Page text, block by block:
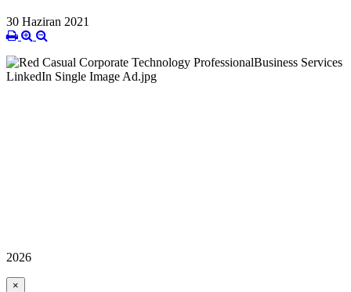
30 Haziran 2021
2026
×